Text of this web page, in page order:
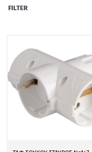
FILTER